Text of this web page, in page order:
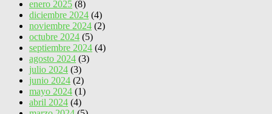
enero 2025 (8)
diciembre 2024 (4)
noviembre 2024 (2)
octubre 2024 (5)
septiembre 2024 (4)
agosto 2024 (3)
julio 2024 (3)
junio 2024 (2)
mayo 2024 (1)
abril 2024 (4)